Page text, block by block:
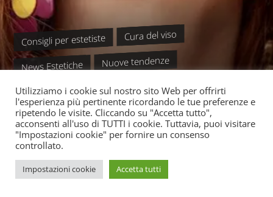
Consigli per estetiste Cura del viso
News Estetiche Nuove tendenze
LOOK DI BELLEZZA: I MAKEUP
E I BEAUTY LOOK PIÙ TAGGATI
DI QUEST’ANNO
Utilizziamo i cookie sul nostro sito Web per offrirti
l'esperienza più pertinente ricordando le tue preferenze e
ripetendo le visite. Cliccando su "Accetta tutto",
acconsenti all'uso di TUTTI i cookie. Tuttavia, puoi visitare
"Impostazioni cookie" per fornire un consenso
controllato.
Impostazioni cookie Accetta tutti